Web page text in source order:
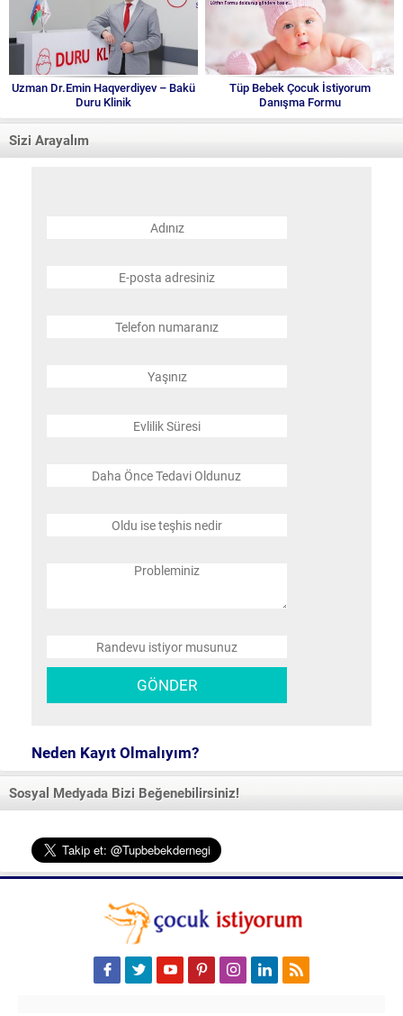
Uzman Dr.Emin Haqverdiyev – Bakü
Duru Klinik
Tüp Bebek Çocuk İstiyorum
Danışma Formu
Sizi Arayalım
Neden Kayıt Olmalıyım?
Sosyal Medyada Bizi Beğenebilirsiniz!